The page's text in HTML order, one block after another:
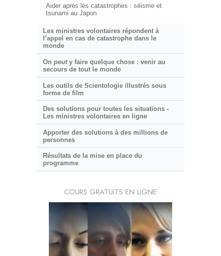
Aider après les catastrophes : séisme et
tsunami au Japon
Les ministres volontaires répondent à
l’appel en cas de catastrophe dans le
monde
On peuty faire quelque chose : venir au
secours de tout le monde
Les outils de Scientologie illustrés sous
forme de film
Des solutions pour toutes les situations -
Les ministres volontaires en ligne
Apporter des solutions à des millions de
personnes
Résultats de la mise en place du
programme
COURS GRATUITS EN LIGNE